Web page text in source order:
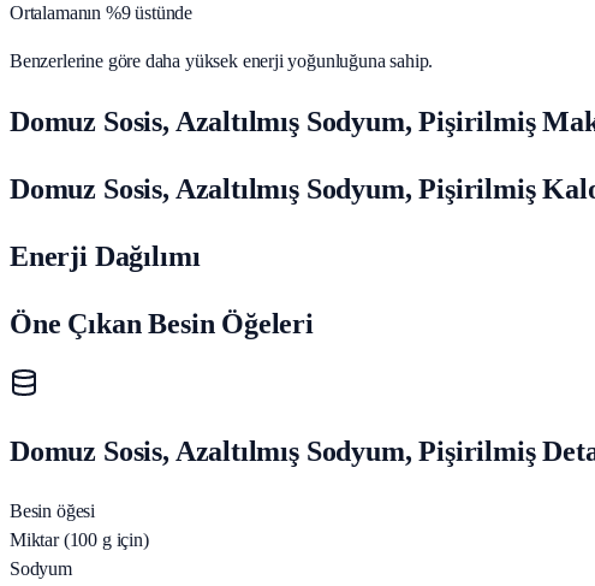
Ortalamanın %9 üstünde
Benzerlerine göre daha yüksek enerji yoğunluğuna sahip.
Domuz Sosis, Azaltılmış Sodyum, Pişirilmiş
Domuz Sosis, Azaltılmış Sodyum, Pişirilmiş
Enerji Dağılımı
Öne Çıkan Besin Öğeleri
Domuz Sosis, Azaltılmış Sodyum, Pişirilmiş
Besin öğesi
Miktar (100 g için)
Sodyum